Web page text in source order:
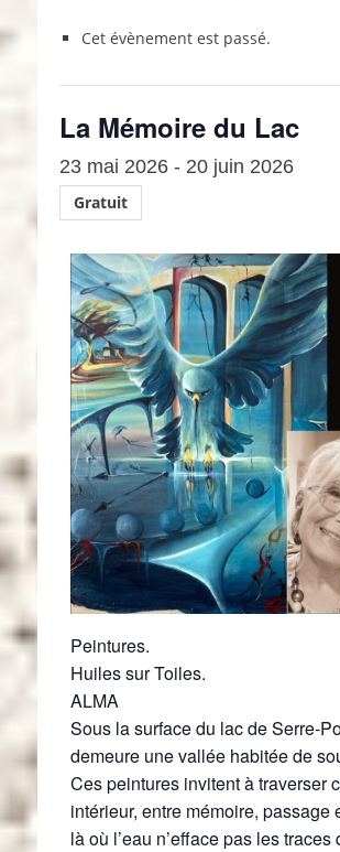
Cet évènement est passé.
La Mémoire du Lac
23 mai 2026 - 20 juin 2026
Gratuit
Peintures.
Huiles sur Toiles.
ALMA
Sous la surface du lac de Serre-
demeure une vallée habitée de
Ces peintures invitent à traverser
intérieur, entre mémoire, passage
là où l’eau n’efface pas les traces